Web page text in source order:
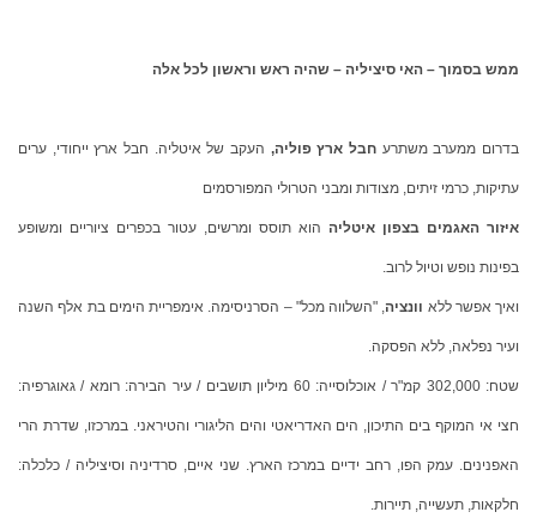
ממש בסמוך – האי סיציליה – שהיה ראש וראשון לכל אלה
בדרום ממערב משתרע חבל ארץ פוליה, העקב של איטליה. חבל ארץ ייחודי, ערים
עתיקות, כרמי זיתים, מצודות ומבני הטרולי המפורסמים
איזור האגמים בצפון איטליה הוא תוסס ומרשים, עטור בכפרים ציוריים ומשופע
בפינות נופש וטיול לרוב.
ואיך אפשר ללא וונציה, "השלווה מכל" – הסרניסימה. אימפריית הימים בת אלף השנה
ועיר נפלאה, ללא הפסקה.
שטח: 302,000 קמ"ר / אוכלוסייה: 60 מיליון תושבים / עיר הבירה: רומא / גאוגרפיה:
חצי אי המוקף בים התיכון, הים האדריאטי והים הליגורי והטיראני. במרכזו, שדרת הרי
האפנינים. עמק הפו, רחב ידיים במרכז הארץ. שני איים, סרדיניה וסיציליה / כלכלה:
חלקאות, תעשייה, תיירות.